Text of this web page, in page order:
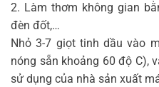
2. Làm thơm không gian
đèn đốt,…
Nhỏ 3-7 giọt tinh dầu vào
nóng sẵn khoảng 60 độ C),
sử dụng của nhà sản xuất